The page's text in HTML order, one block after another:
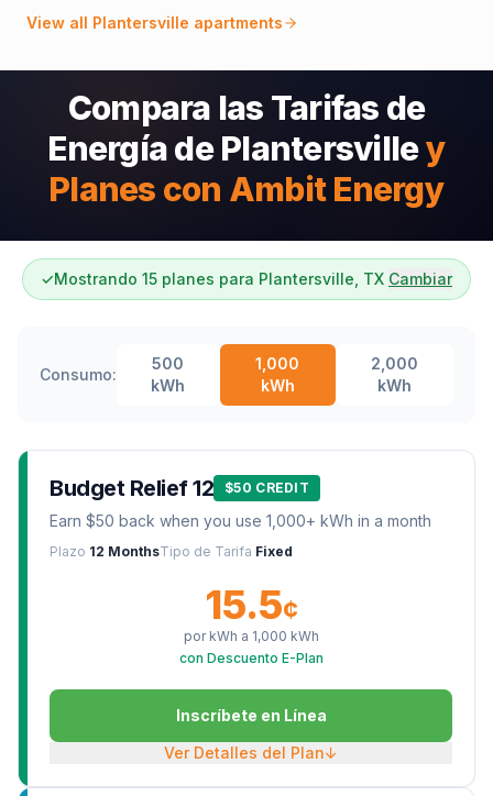
View all Plantersville apartments
Compara las Tarifas de
Energía de Plantersvilley
Planes con Ambit Energy
✓Mostrando 15 planes para Plantersville, TX Cambiar
Consumo:
500
kWh
1,000
kWh
2,000
kWh
Budget Relief 12 $50 CREDIT
Earn $50 back when you use 1,000+ kWh in a month
Plazo 12 MonthsTipo de Tarifa Fixed
15.5¢
por kWh a 1,000 kWh
con Descuento E-Plan
Inscríbete en Línea
Ver Detalles del Plan↓